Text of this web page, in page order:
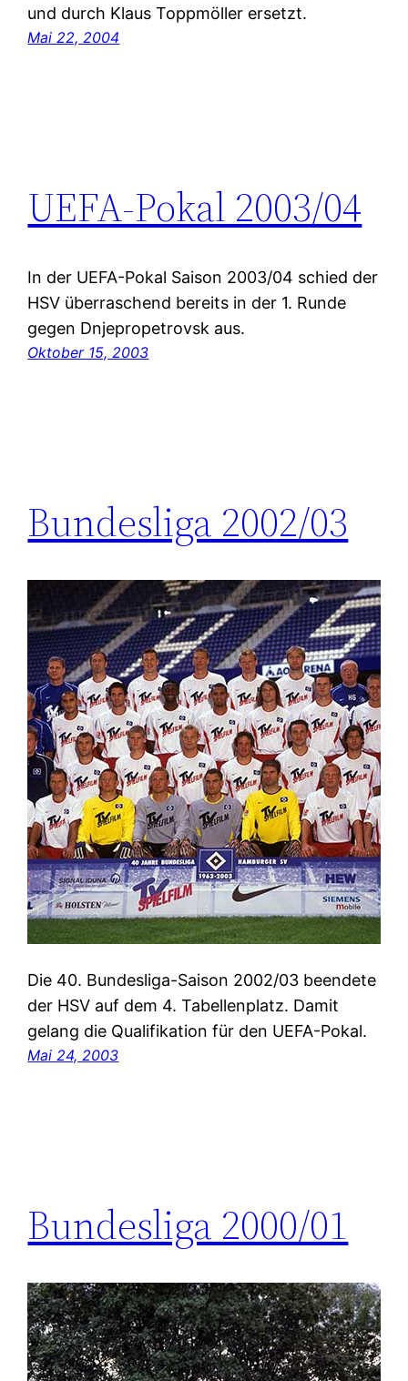
und durch Klaus Toppmöller ersetzt.
Mai 22, 2004
UEFA-Pokal 2003/04
In der UEFA-Pokal Saison 2003/04 schied der
HSV überraschend bereits in der 1. Runde
gegen Dnjepropetrovsk aus.
Oktober 15, 2003
Bundesliga 2002/03
Die 40. Bundesliga-Saison 2002/03 beendete
der HSV auf dem 4. Tabellenplatz. Damit
gelang die Qualifikation für den UEFA-Pokal.
Mai 24, 2003
Bundesliga 2000/01